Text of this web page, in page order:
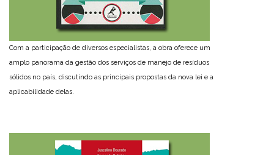
Com a participação de diversos especialistas, a obra oferece um
amplo panorama da gestão dos serviços de manejo de resíduos
sólidos no país, discutindo as principais propostas da nova lei e a
aplicabilidade delas.